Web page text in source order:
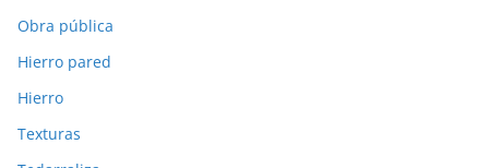
Obra pública
Hierro pared
Hierro
Texturas